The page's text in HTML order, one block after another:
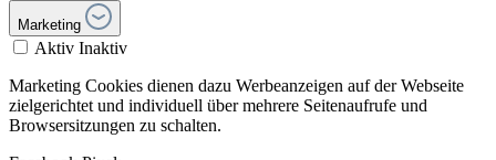
Marketing
Aktiv Inaktiv
Marketing Cookies dienen dazu Werbeanzeigen auf der Webseite
zielgerichtet und individuell über mehrere Seitenaufrufe und
Browsersitzungen zu schalten.